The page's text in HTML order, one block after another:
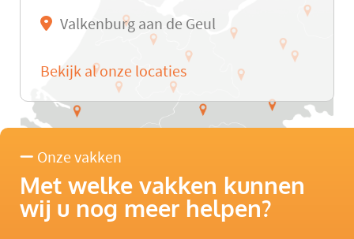
Valkenburg aan de Geul
Bekijk al onze locaties
Onze vakken
Met welke vakken kunnen
wij u nog meer helpen?